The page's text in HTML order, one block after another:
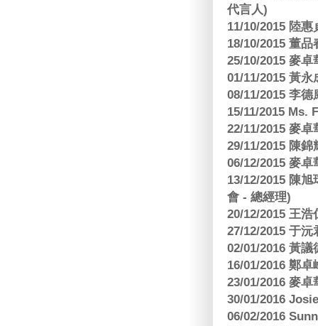
代言人)
11/10/2015 陸
18/10/2015 董
25/10/2015 麥
01/11/2015 黃
08/11/2015 李
15/11/2015 Ms.
22/11/2015 麥
29/11/2015 陳
06/12/2015 麥
13/12/2015 陳
會 - 總經理)
20/12/2015 王
27/12/2015 于
02/01/2016 黃
16/01/2016 鄭
23/01/2016 麥
30/01/2016
06/02/2016